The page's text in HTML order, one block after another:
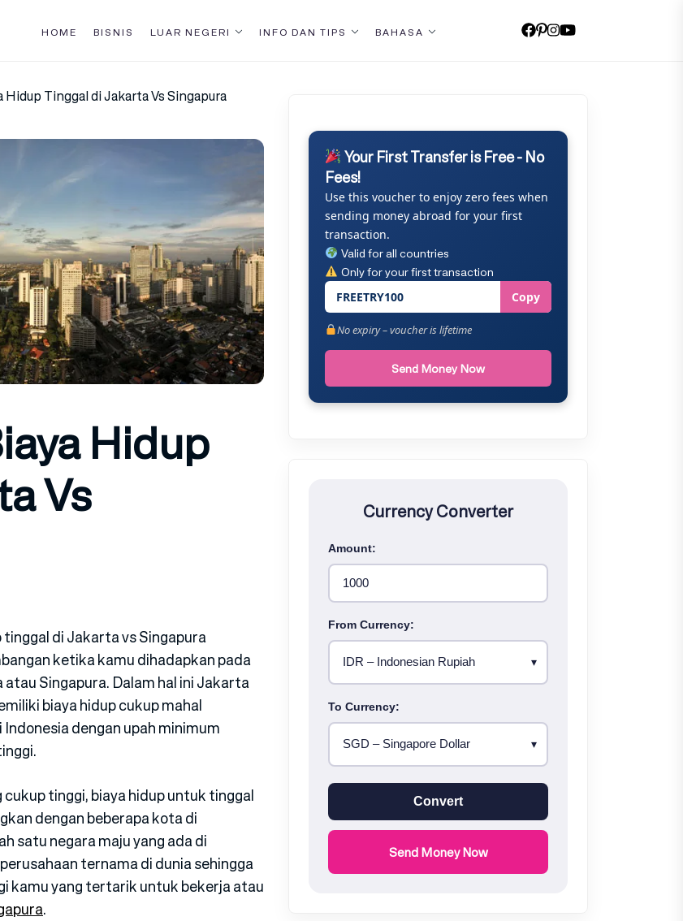
HOME BISNIS LUAR NEGERI INFO DAN TIPS BAHASA
Tinggal di Jakarta Vs Singapura
Hidup
Vs
di Jakarta vs Singapura
ketika kamu dihadapkan pada
Singapura. Dalam hal ini Jakarta
biaya hidup cukup mahal
dengan upah minimum
tinggi, biaya hidup untuk tinggal
dengan beberapa kota di
satu negara maju yang ada di
ternama di dunia sehingga
kamu yang tertarik untuk bekerja atau
.
Your First Transfer is Free - No
Fees!
Use this voucher to enjoy zero fees when
sending money abroad for your first
transaction.
Valid for all countries
Only for your first transaction
FREETRY100 Copy
No expiry – voucher is lifetime
Send Money Now
Currency Converter
Amount:
From Currency:
To Currency:
Convert
Send Money Now